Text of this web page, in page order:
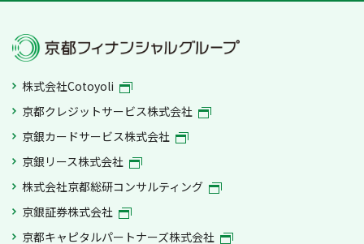
株式会社Cotoyoli
京都クレジットサービス株式会社
京銀カードサービス株式会社
京銀リース株式会社
株式会社京都総研コンサルティング
京銀証券株式会社
京都キャピタルパートナーズ株式会社